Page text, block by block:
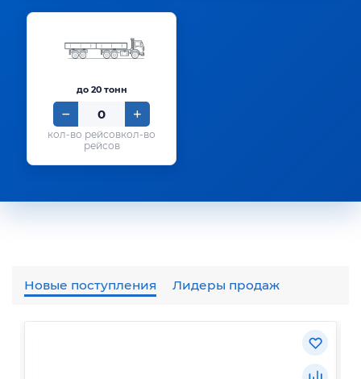
до 20 тонн
кол-во
рейсов
Новые поступления Лидеры продаж